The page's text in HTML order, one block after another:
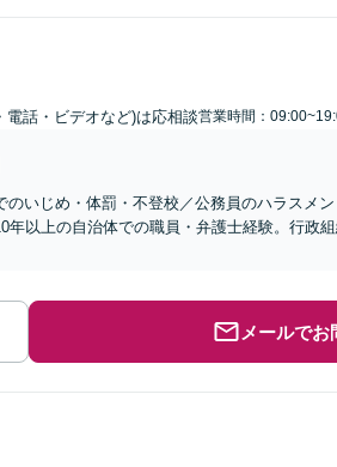
電話・ビデオなど)は応相談営業時間：
のいじめ・体罰・不登校／公務員のハラスメ
年以上の自治体での職員・弁護士経験。行政
メールでお